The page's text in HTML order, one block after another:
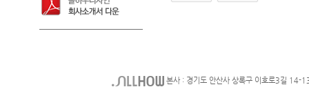
본사 : 경기도 안산사 상록구 이호로3길 14-